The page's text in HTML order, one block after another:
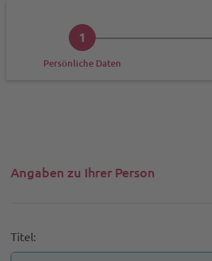
1
Persönliche Daten
Angaben zu Ihrer Person
Titel: